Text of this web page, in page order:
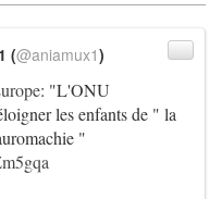
: "L'ONU
les enfants de " la
"
(@aniamux1)